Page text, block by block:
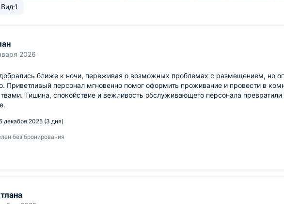
Вид1
2026
ближе к ночи, переживая о возможных проблемах с размещением, но
Приветливый персонал мгновенно помог оформить проживание и провести в
Тишина, спокойствие и вежливость обслуживающего персонала
5 декабря 2025 (3 дня)
без бронирования